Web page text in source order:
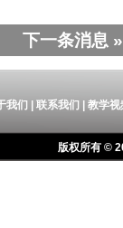
下一条消息 »
我们 | 联系我们 | 教学视
版权所有 ©